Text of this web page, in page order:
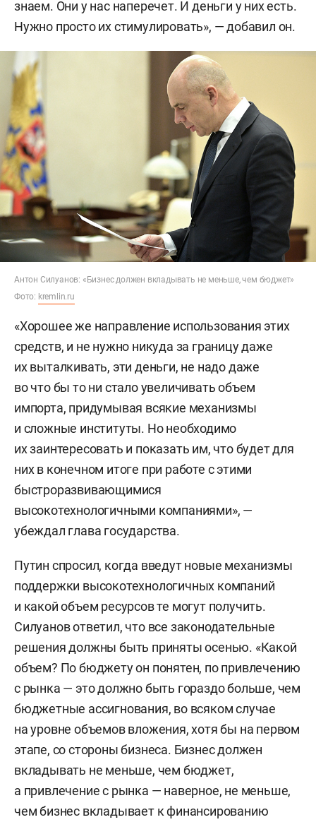
знаем. Они у нас наперечет. И деньги у них есть.
Нужно просто их стимулировать», — добавил он.
Антон Силуанов: «Бизнес должен вкладывать не меньше, чем бюджет»
Фото: kremlin.ru
«Хорошее же направление использования этих
средств, и не нужно никуда за границу даже
их выталкивать, эти деньги, не надо даже
во что бы то ни стало увеличивать объем
импорта, придумывая всякие механизмы
и сложные институты. Но необходимо
их заинтересовать и показать им, что будет для
них в конечном итоге при работе с этими
быстроразвивающимися
высокотехнологичными компаниями», —
убеждал глава государства.
Путин спросил, когда введут новые механизмы
поддержки высокотехнологичных компаний
и какой объем ресурсов те могут получить.
Силуанов ответил, что все законодательные
решения должны быть приняты осенью. «Какой
объем? По бюджету он понятен, по привлечению
с рынка — это должно быть гораздо больше, чем
бюджетные ассигнования, во всяком случае
на уровне объемов вложения, хотя бы на первом
этапе, со стороны бизнеса. Бизнес должен
вкладывать не меньше, чем бюджет,
а привлечение с рынка — наверное, не меньше,
чем бизнес вкладывает к финансированию